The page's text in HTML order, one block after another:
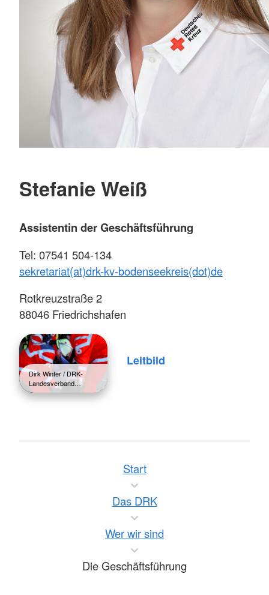
Stefanie Weiß
Assistentin der Geschäftsführung
Tel: 07541 504-134
sekretariat(at)drk-kv-bodenseekreis(dot)de
Rotkreuzstraße 2
88046 Friedrichshafen
Dirk Winter / DRK-
Landesverband…
Leitbild
Start
Das DRK
Wer wir sind
Die Geschäftsführung